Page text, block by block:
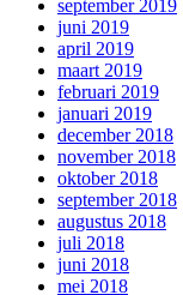
september 2019
juni 2019
april 2019
maart 2019
februari 2019
januari 2019
december 2018
november 2018
oktober 2018
september 2018
augustus 2018
juli 2018
juni 2018
mei 2018